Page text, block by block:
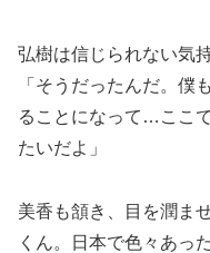
弘樹は信じられない気
「そうだったんだ。僕
ることになって…ここ
たいだよ」
美香も頷き、目を潤ま
くん。日本で色々あっ